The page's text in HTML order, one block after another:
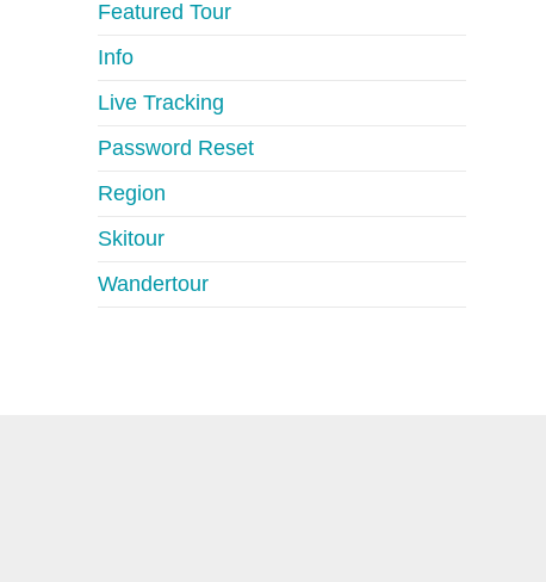
Featured Tour
Info
Live Tracking
Password Reset
Region
Skitour
Wandertour